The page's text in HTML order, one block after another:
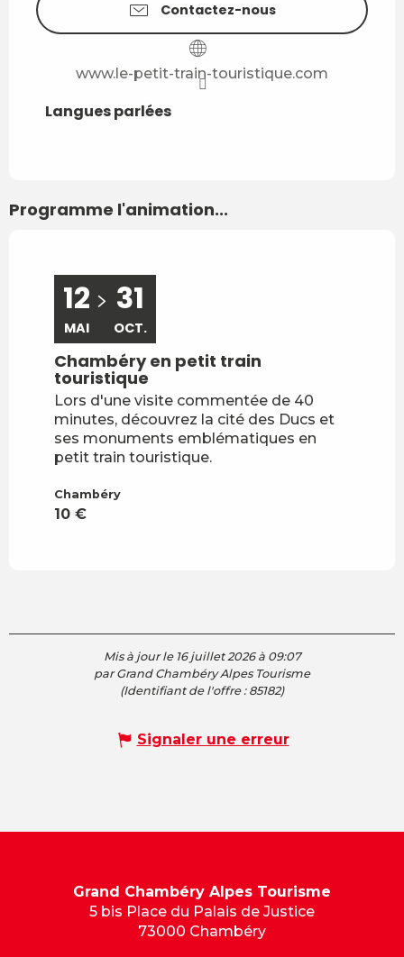
Contactez-nous
www.le-petit-train-touristique.com
Langues parlées
Langues parlées
Programme l'animation...
10 €
12
MAI
31
OCT.
Chambéry en petit train
touristique
Lors d'une visite commentée de 40
minutes, découvrez la cité des Ducs et
ses monuments emblématiques en
petit train touristique.
Chambéry
Mis à jour le 16 juillet 2026 à 09:07
par Grand Chambéry Alpes Tourisme
(Identifiant de l'offre : 85182)
Signaler une erreur
Grand Chambéry Alpes Tourisme
5 bis Place du Palais de Justice
73000 Chambéry